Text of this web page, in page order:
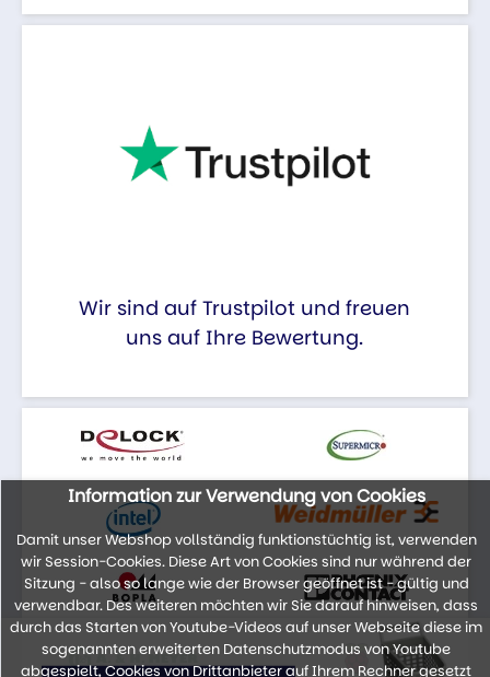
Wir sind auf Trustpilot und freuen
uns auf Ihre Bewertung.
Information zur Verwendung von Cookies
Damit unser Webshop vollständig funktionstüchtig ist, verwenden
wir Session-Cookies. Diese Art von Cookies sind nur während der
Sitzung - also so lange wie der Browser geöffnet ist - gültig und
verwendbar. Des weiteren möchten wir Sie darauf hinweisen, dass
durch das Starten von Youtube-Videos auf unser Webseite diese im
sogenannten erweiterten Datenschutzmodus von Youtube
abgespielt, Cookies von Drittanbieter auf Ihrem Rechner gesetzt